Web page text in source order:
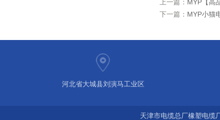
上一篇： MYP【高
下一篇： MYP小猫
河北省大城县刘演马工业区
天津市电缆总厂橡塑电